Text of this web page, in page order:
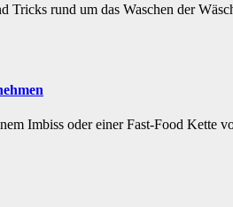
rund um das Waschen der
Imbiss oder einer Fast-Food